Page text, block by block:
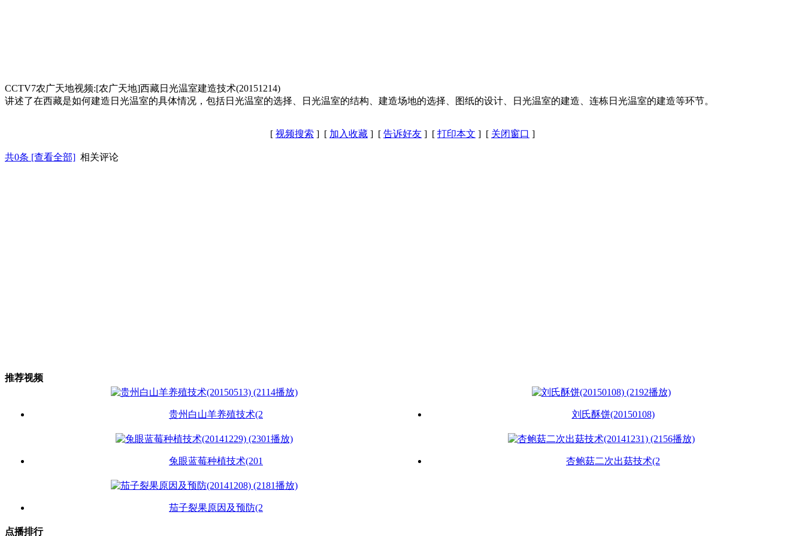
CCTV7农广天地视频:[农广天地]西藏日光温室建造技术(20151214)
讲述了在西藏是如何建造日光温室的具体情况，包括日光温室的选择、日光温室的结构、建造场地的选择、图纸的设计、日光温室的建造、连栋日光温室的建造等环节。
[ 视频搜索 ] [ 加入收藏 ] [ 告诉好友 ] [ 打印本文 ] [ 关闭窗口 ]
共0条 [查看全部] 相关评论
推荐视频
贵州白山羊养殖技术(2 刘氏酥饼(20150108)
兔眼蓝莓种植技术(201 杏鲍菇二次出菇技术(2
茄子裂果原因及预防(2
点播排行